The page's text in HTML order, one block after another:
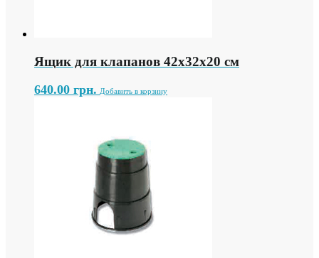
Ящик для клапанов 42х32х20 см
640.00 грн. Добавить в корзину